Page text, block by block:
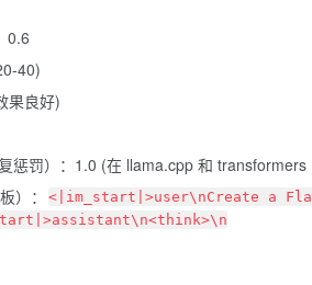
0.6
40)
果良好)
惩罚）：1.0 (在 llama.cpp 和 transformers
）：
<|im_start|>user\nCreate a